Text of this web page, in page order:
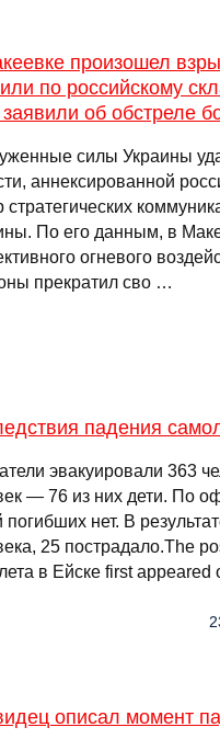
произошел
по российскому
об обстреле
силы Украины
аннексированной
стратегических
По его данным, в
огневого
прекратил сво …
падения
эвакуировали 363
— 76 из них дети. По
погибших нет. В
25 пострадало.The
в Ейске first
описал момент